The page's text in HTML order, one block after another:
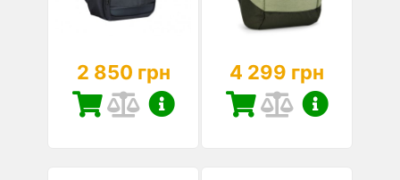
2 850 грн 4 299 грн